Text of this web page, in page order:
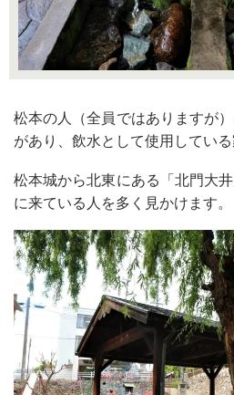
松本の人（全員ではありますが
があり、飲水として使用してい
松本城から北東にある「北門大
に来ている人を多く見かけます。